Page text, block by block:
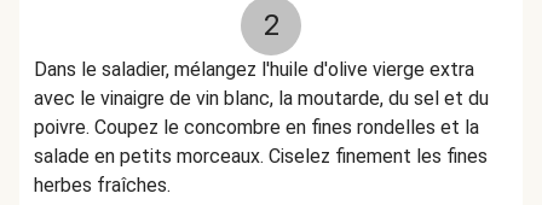
2
Dans le saladier, mélangez l'huile d'olive vierge extra
avec le vinaigre de vin blanc, la moutarde, du sel et du
poivre. Coupez le concombre en fines rondelles et la
salade en petits morceaux. Ciselez finement les fines
herbes fraîches.